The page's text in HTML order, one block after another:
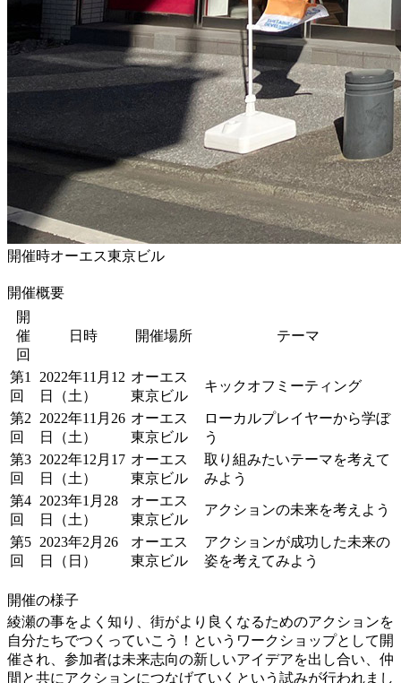
開催時オーエス東京ビル
開催概要
開
催
回
日時 開催場所 テーマ
第1
回
2022年11月12
日（土）
オーエス
東京ビル
キックオフミーティング
第2
回
2022年11月26
日（土）
オーエス
東京ビル
ローカルプレイヤーから学ぼ
う
第3
回
2022年12月17
日（土）
オーエス
東京ビル
取り組みたいテーマを考えて
みよう
第4
回
2023年1月28
日（土）
オーエス
東京ビル
アクションの未来を考えよう
第5
回
2023年2月26
日（日）
オーエス
東京ビル
アクションが成功した未来の
姿を考えてみよう
開催の様子
綾瀬の事をよく知り、街がより良くなるためのアクションを
自分たちでつくっていこう！というワークショップとして開
催され、参加者は未来志向の新しいアイデアを出し合い、仲
間と共にアクションにつなげていくという試みが行われまし